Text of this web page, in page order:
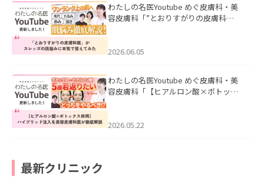
わたしの名医Youtube めぐ皮膚科・美
容皮膚科「”とおりすがりの皮膚科
2026.06.05
わたしの名医Youtube めぐ皮膚科・美
容皮膚科「【ヒアルロン酸×ボトック
た。
2026.05.22
最新クリニック